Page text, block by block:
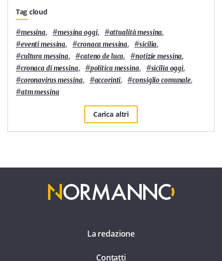
Tag cloud
#messina, #messina oggi, #attualità messina,
#eventi messina, #cronaca messina, #sicilia,
#cultura messina, #cateno de luca, #notizie messina,
#cronaca di messina, #politica messina, #sicilia oggi,
#coronavirus messina, #accorinti, #consiglio comunale,
#atm messina
Carica altri
La redazione
Contatti